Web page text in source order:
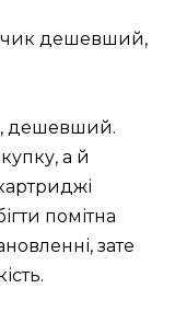
дешевший,
дешевший.
а й
помітна
зате